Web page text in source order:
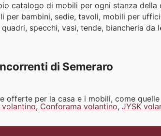
catalogo di mobili per ogni stanza
per bambini, sedie, tavoli, mobili per
specchi, vasi, tende, biancheria
di Semeraro
offerte per la casa e i mobili, come
volantino, Conforama volantino, JYSK